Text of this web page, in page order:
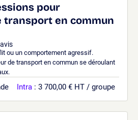
pour
transport en commun
avis
ou un comportement agressif.
de transport en commun se déroulant
Intra : 3 700,00 € HT / groupe